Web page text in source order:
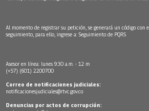
Al momento de registrar su petición, se generará un código con
seguimiento, para ello, ingrese a: Seguimiento de PQRS
Asesor en línea: lunes 9:30 a.m. - 12 m
(+57) (601) 2200700
Correo de notificaciones judiciales:
notificacionesjudiciales@rtvc.gov.co
Denuncias por actos de corrupción: